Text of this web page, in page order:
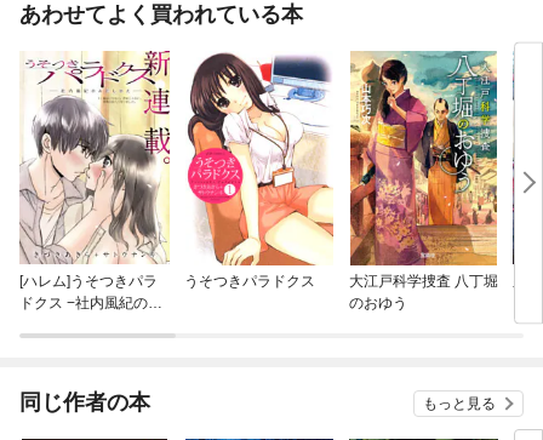
あわせてよく買われている本
[ハレム]うそつきパラ
ドクス −社内風紀のみ
うそつきパラドクス
大江戸科学捜査 八丁堀
のおゆう
同じ作者の本 もっと見る